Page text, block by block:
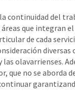
continuidad del
que integran
de cada
diversas
olavarrienses.
que no se aborda